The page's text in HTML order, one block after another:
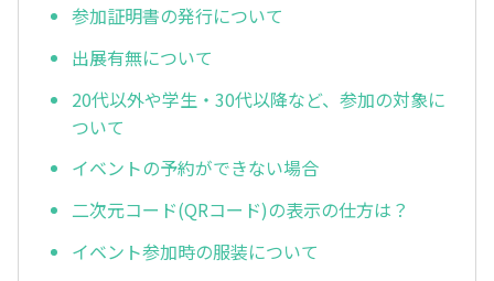
参加証明書の発行について
出展有無について
20代以外や学生・30代以降など、参加の対象に
ついて
イベントの予約ができない場合
二次元コード(QRコード)の表示の仕方は？
イベント参加時の服装について